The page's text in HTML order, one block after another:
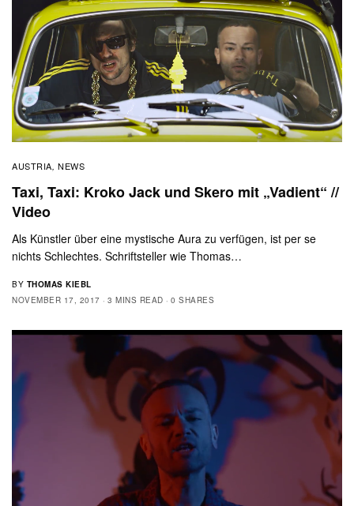
AUSTRIA, NEWS
Taxi, Taxi: Kroko Jack und Skero mit „Vadient“ //
Video
Als Künstler über eine mystische Aura zu verfügen, ist per se
nichts Schlechtes. Schriftsteller wie Thomas…
BY THOMAS KIEBL
NOVEMBER 17, 2017
3 MINS READ 0 SHARES